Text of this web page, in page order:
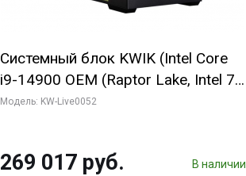
Системный блок KWIK (Intel Core
i9-14900 OEM (Raptor Lake, Intel 7,
C24 16EC/8PC// 64 ГБ ОЗУ (2
256bit 3xDP HD/ 512 ГБ SSD)
Модель: KW-Live0052
269 017 руб. В наличии